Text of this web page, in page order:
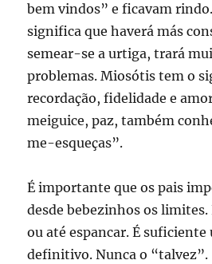
bem vindos” e ficavam
significa que haverá más
semear-se a urtiga, trará
problemas. Miosótis tem o
recordação, fidelidade e
meiguice, paz, também
me-esqueças”.
É importante que os pais
desde bebezinhos os limites.
ou até espancar. É suficiente
definitivo. Nunca o “talvez”.